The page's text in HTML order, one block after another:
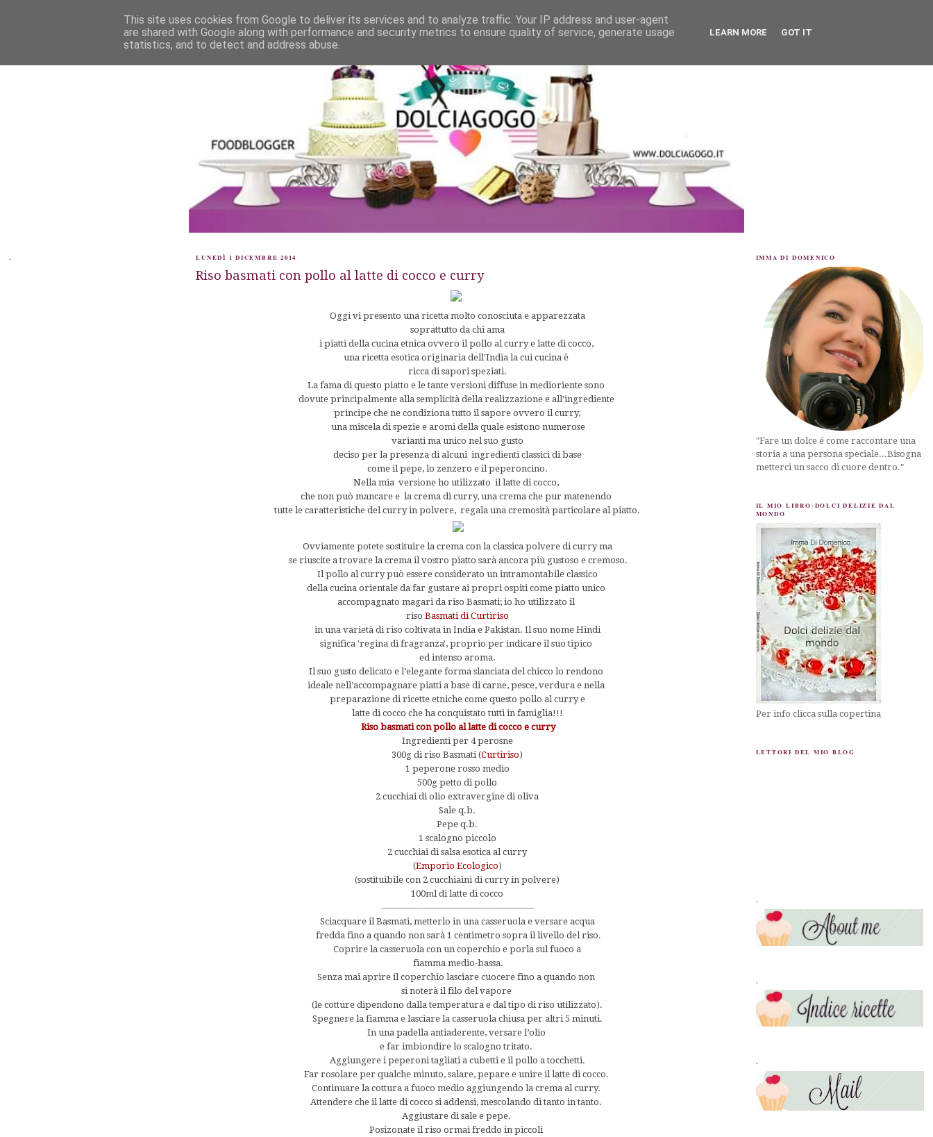
. LUNEDÌ 1 DICEMBRE 2014
Riso basmati con pollo al latte di cocco e curry
Oggi vi presento una ricetta molto conosciuta e apparezzata
soprattutto da chi ama
i piatti della cucina etnica ovvero il pollo al curry e latte di cocco,
una ricetta esotica originaria dell'India la cui cucina è
ricca di sapori speziati.
La fama di questo piatto e le tante versioni diffuse in medioriente sono
dovute principalmente alla semplicità della realizzazione e all'ingrediente
principe che ne condiziona tutto il sapore ovvero il curry,
una miscela di spezie e aromi della quale esistono numerose
varianti ma unico nel suo gusto
deciso per la presenza di alcuni ingredienti classici di base
come il pepe, lo zenzero e il peperoncino.
Nella mia versione ho utilizzato il latte di cocco,
che non può mancare e la crema di curry, una crema che pur matenendo
tutte le caratteristiche del curry in polvere, regala una cremosità particolare al piatto.
Ovviamente potete sostituire la crema con la classica polvere di curry ma
se riuscite a trovare la crema il vostro piatto sarà ancora più gustoso e cremoso.
Il pollo al curry può essere considerato un intramontabile classico
della cucina orientale da far gustare ai propri ospiti come piatto unico
accompagnato magari da riso Basmati; io ho utilizzato il
riso Basmati di Curtiriso
in una varietà di riso coltivata in India e Pakistan. Il suo nome Hindi
significa 'regina di fragranza', proprio per indicare il suo tipico
ed intenso aroma.
Il suo gusto delicato e l’elegante forma slanciata del chicco lo rendono
ideale nell’accompagnare piatti a base di carne, pesce, verdura e nella
preparazione di ricette etniche come questo pollo al curry e
latte di cocco che ha conquistato tutti in famiglia!!!
Riso basmati con pollo al latte di cocco e curry
Ingredienti per 4 perosne
300g di riso Basmati (Curtiriso)
1 peperone rosso medio
500g petto di pollo
2 cucchiai di olio extravergine di oliva
Sale q.b.
Pepe q.b.
1 scalogno piccolo
2 cucchiai di salsa esotica al curry
(Emporio Ecologico)
(sostituibile con 2 cucchiaini di curry in polvere)
100ml di latte di cocco
-------------------------------------------------------
Sciacquare il Basmati, metterlo in una casseruola e versare acqua
fredda fino a quando non sarà 1 centimetro sopra il livello del riso.
Coprire la casseruola con un coperchio e porla sul fuoco a
fiamma medio-bassa.
Senza mai aprire il coperchio lasciare cuocere fino a quando non
si noterà il filo del vapore
(le cotture dipendono dalla temperatura e dal tipo di riso utilizzato).
Spegnere la fiamma e lasciare la casseruola chiusa per altri 5 minuti.
In una padella antiaderente, versare l’olio
e far imbiondire lo scalogno tritato.
Aggiungere i peperoni tagliati a cubetti e il pollo a tocchetti.
Far rosolare per qualche minuto, salare, pepare e unire il latte di cocco.
Continuare la cottura a fuoco medio aggiungendo la crema al curry.
Attendere che il latte di cocco si addensi, mescolando di tanto in tanto.
Aggiustare di sale e pepe.
Posizonate il riso ormai freddo in piccoli
IMMA DI DOMENICO
"Fare un dolce é come raccontare una
storia a una persona speciale...Bisogna
metterci un sacco di cuore dentro."
IL MIO LIBRO-DOLCI DELIZIE DAL
MONDO
Per info clicca sulla copertina
LETTORI DEL MIO BLOG
.
.
.
This site uses cookies from Google to deliver its services and to analyze traffic. Your IP address and user-agent
are shared with Google along with performance and security metrics to ensure quality of service, generate usage
statistics, and to detect and address abuse.
LEARN MORE GOT IT